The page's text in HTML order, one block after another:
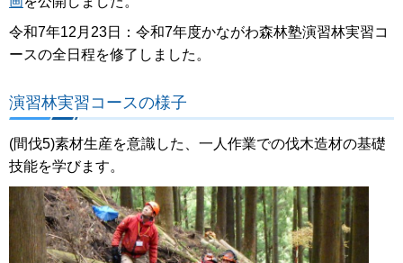
令和7年12月23日：令和7年度かながわ森林塾演習林実習コ
ースの全日程を修了しました。
演習林実習コースの様子
(間伐5)素材生産を意識した、一人作業での伐木造材の基礎
技能を学びます。